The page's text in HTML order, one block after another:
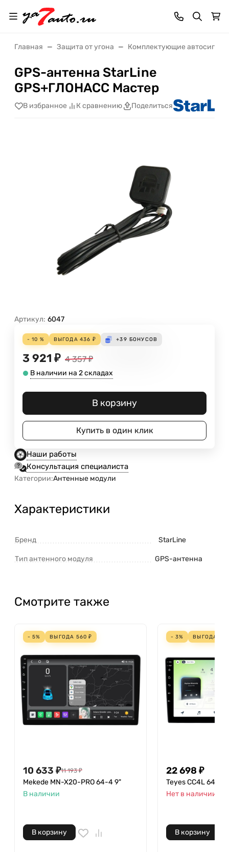
Главная Защита от угона Комплектующие
GPS-антенна StarLine
GPS+ГЛОНАСС Мастер
В избранное К сравнению Поделиться
Артикул: 6047
- 10 % ВЫГОДА 436 ₽ +39 БОНУСОВ
3 921 ₽ 4 357 ₽
В наличии на 2 складах
В корзину
Купить в один клик
Наши работы
Консультация специалиста
Категории:Антенные модули
Характеристики
Бренд StarLine
Тип антенного модуля GPS-антенна
Смотрите также
- 5% ВЫГОДА 560 ₽
10 633 ₽11 193 ₽
Mekede MN-X20-PRO 64-4 9"
В наличии
В корзину
- 3% ВЫГОДА
22 698 ₽
Teyes CC4L 64-6
Нет в наличии
В корзину